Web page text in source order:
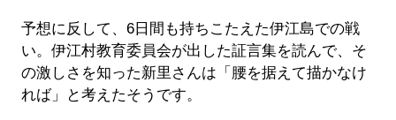
予想に反して、6日間も持ちこたえた伊江島での戦
い。伊江村教育委員会が出した証言集を読んで、そ
の激しさを知った新里さんは「腰を据えて描かなけ
れば」と考えたそうです。